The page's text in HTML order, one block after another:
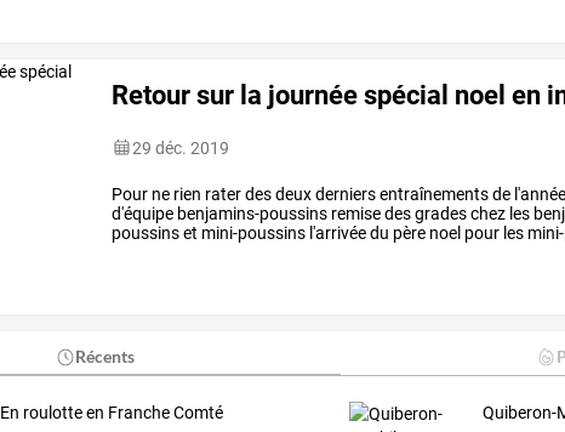
Retour sur la journée spécial noel en
29 déc. 2019
Pour ne rien rater des deux derniers entraînements de
d'équipe benjamins-poussins remise des grades chez les
poussins et mini-poussins l'arrivée du père noel pour les
Récents
En roulotte en Franche Comté Quiberon-